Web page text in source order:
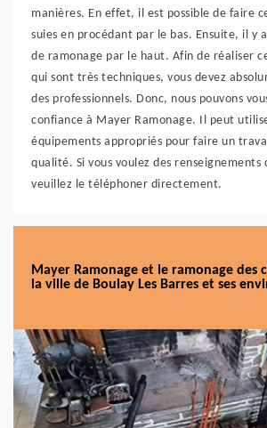
manières. En effet, il est possible de faire
suies en procédant par le bas. Ensuite, il y
de ramonage par le haut. Afin de réaliser
qui sont très techniques, vous devez
des professionnels. Donc, nous pouvons
confiance à Mayer Ramonage. Il peut
équipements appropriés pour faire un
qualité. Si vous voulez des renseignements
veuillez le téléphoner directement.
Mayer Ramonage et le ramonage des
la ville de Boulay Les Barres et ses